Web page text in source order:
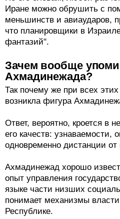
Иране можно обрушить с
меньшинств и авиаударов,
что планировщики в
фантазий".
Зачем вообще
Ахмадинежада?
Так почему же при всех
возникла фигура
Ответ, вероятно, кроется в
его качеств: узнаваемости,
одновременно дистанции от
Ахмадинежад хорошо
опыт управления
языке части низших
понимает механизмы
Республике.